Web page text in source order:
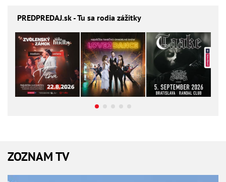
PREDPREDAJ.sk - Tu sa rodia zážitky
ZOZNAM TV